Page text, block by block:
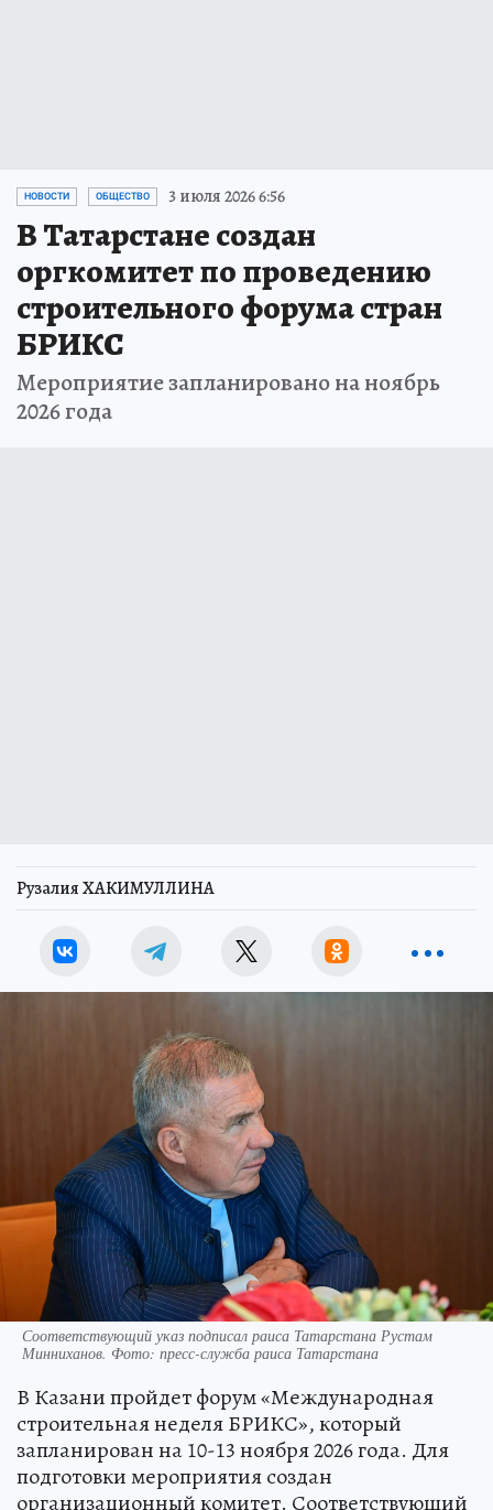
НОВОСТИ ОБЩЕСТВО 3 июля 2026 6:56
В Татарстане создан
оргкомитет по проведению
строительного форума стран
БРИКС
Мероприятие запланировано на ноябрь
2026 года
Рузалия ХАКИМУЛЛИНА
Соответствующий указ подписал раиса Татарстана Рустам
Минниханов. Фото: пресс-служба раиса Татарстана
В Казани пройдет форум «Международная
строительная неделя БРИКС», который
запланирован на 10-13 ноября 2026 года. Для
подготовки мероприятия создан
организационный комитет. Соответствующий